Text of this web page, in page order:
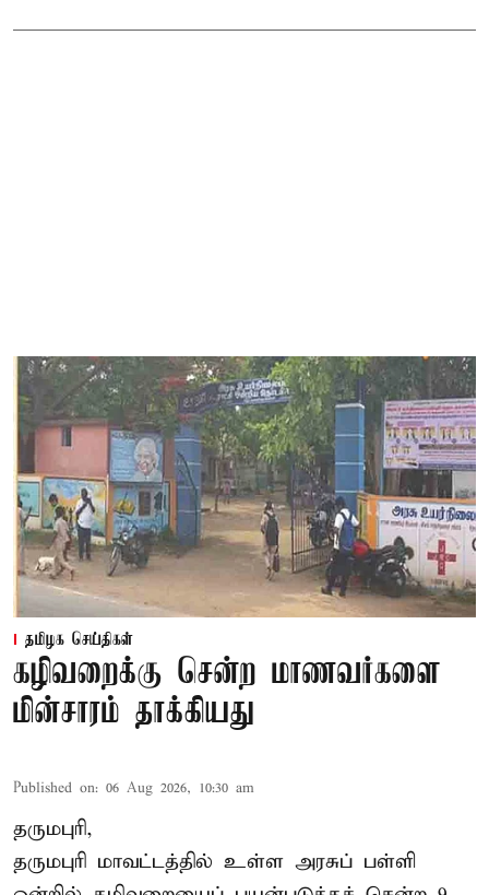
தமிழக செய்திகள்
கழிவறைக்கு சென்ற மாணவர்களை
மின்சாரம் தாக்கியது
Published on: 06 Aug 2026, 10:30 am
தருமபுரி,
தருமபுரி மாவட்டத்தில் உள்ள அரசுப் பள்ளி